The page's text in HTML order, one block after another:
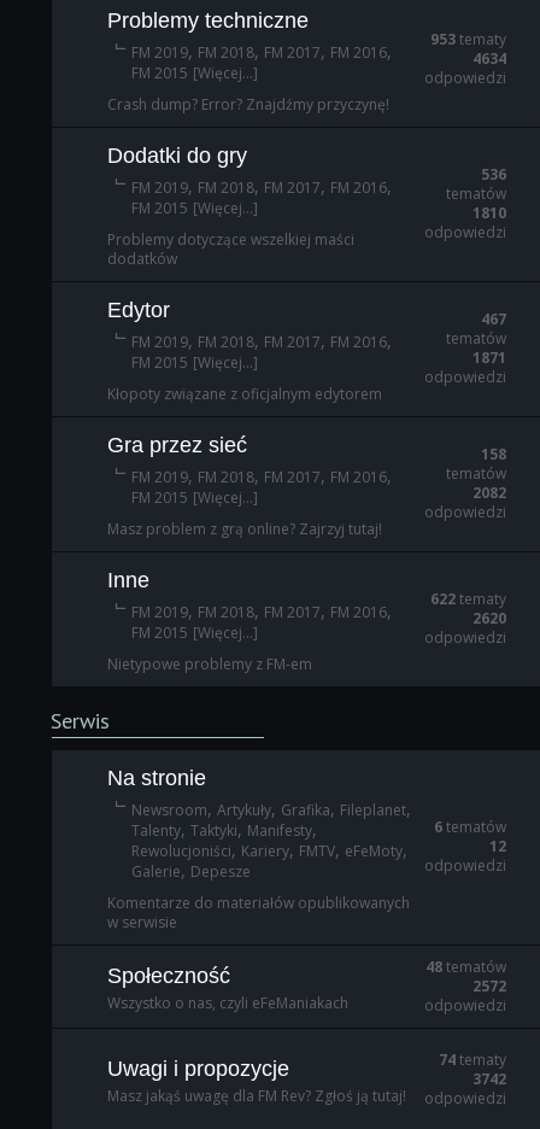
Problemy techniczne
FM 2019, FM 2018, FM 2017, FM 2016,
FM 2015 [Więcej...]
Crash dump? Error? Znajdźmy przyczynę!
953tematy
4634
odpowiedzi
Dodatki do gry
FM 2019, FM 2018, FM 2017, FM 2016,
FM 2015 [Więcej...]
Problemy dotyczące wszelkiej maści
dodatków
536
tematów
1810
odpowiedzi
Edytor
FM 2019, FM 2018, FM 2017, FM 2016,
FM 2015 [Więcej...]
Kłopoty związane z oficjalnym edytorem
467
tematów
1871
odpowiedzi
Gra przez sieć
FM 2019, FM 2018, FM 2017, FM 2016,
FM 2015 [Więcej...]
Masz problem z grą online? Zajrzyj tutaj!
158
tematów
2082
odpowiedzi
Inne
FM 2019, FM 2018, FM 2017, FM 2016,
FM 2015 [Więcej...]
Nietypowe problemy z FM-em
622tematy
2620
odpowiedzi
Serwis
Na stronie
Newsroom,Artykuły, Grafika, Fileplanet,
Talenty,Taktyki, Manifesty,
Rewolucjoniści, Kariery, FMTV, eFeMoty,
Galerie, Depesze
Komentarze do materiałów opublikowanych
w serwisie
6tematów
12
odpowiedzi
Społeczność
Wszystko o nas, czyli eFeManiakach
48tematów
2572
odpowiedzi
Uwagi i propozycje
Masz jakąś uwagę dla FM Rev? Zgłoś ją tutaj!
74tematy
3742
odpowiedzi